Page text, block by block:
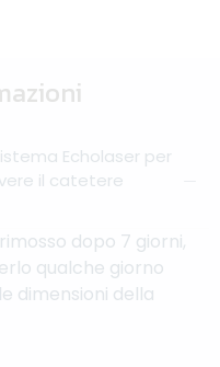
Echolaser per
il catetere
dopo 7 giorni,
qualche giorno
dimensioni della